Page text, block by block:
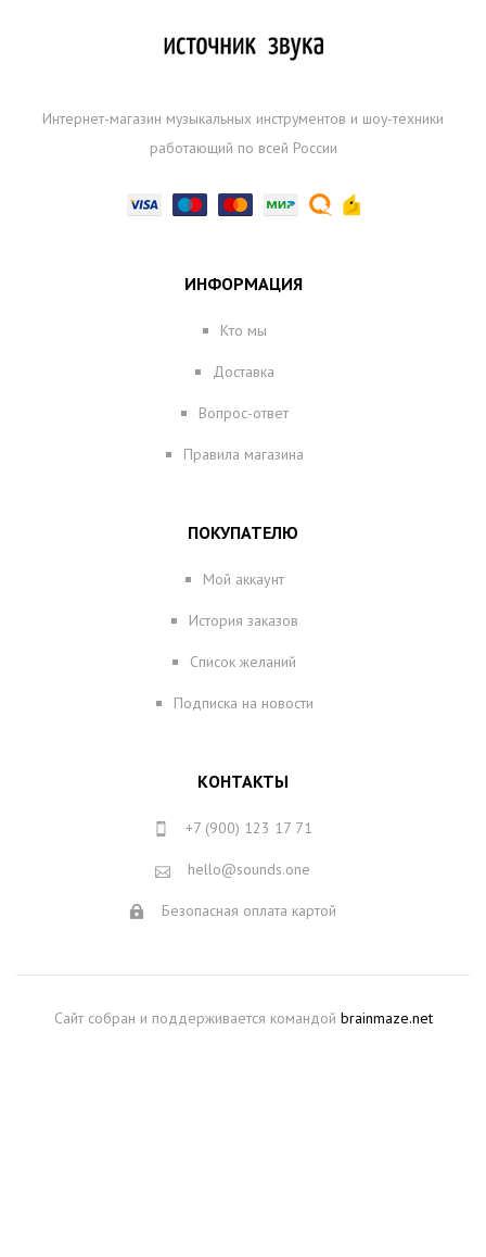
Интернет-магазин музыкальных инструментов и шоу-техники
работающий по всей России
ИНФОРМАЦИЯ
Кто мы
Доставка
Вопрос-ответ
Правила магазина
ПОКУПАТЕЛЮ
Мой аккаунт
История заказов
Список желаний
Подписка на новости
КОНТАКТЫ
+7 (900) 123 17 71
hello@sounds.one
Безопасная оплата картой
Сайт собран и поддерживается командой brainmaze.net